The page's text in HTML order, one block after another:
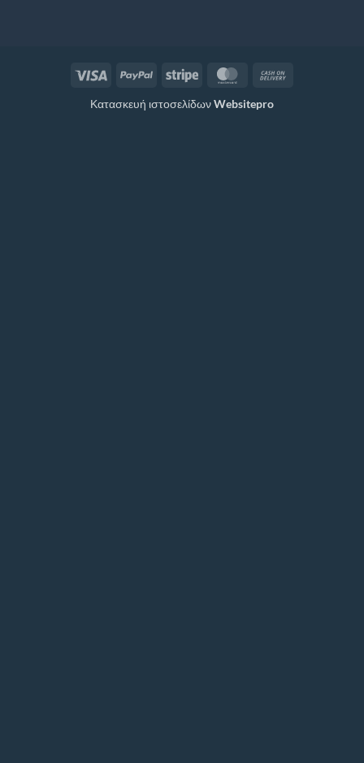
Visa PayPal Stripe MasterCard
Κατασκευή ιστοσελίδωνWebsitepro